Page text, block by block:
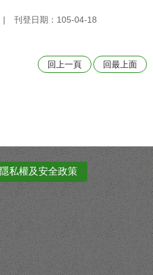
刊登日期：105-04-18
回上一頁 回最上面
隱私權及安全政策